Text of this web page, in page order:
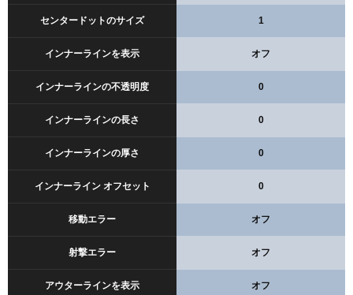
センタードットのサイズ 1
インナーラインを表示 オフ
インナーラインの不透明度 0
インナーラインの長さ 0
インナーラインの厚さ 0
インナーライン オフセット 0
移動エラー オフ
射撃エラー オフ
アウターラインを表示 オフ